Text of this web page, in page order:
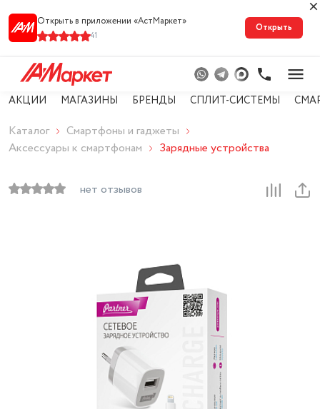
Открыть в приложении «АстМарке‪т‬»
41
Открыть
АКЦИИ МАГАЗИНЫ БРЕНДЫ СПЛИТ-СИСТЕМЫ
Каталог
Смартфоны и гаджеты
Аксессуары к смартфонам
Зарядные устройства
нет отзывов